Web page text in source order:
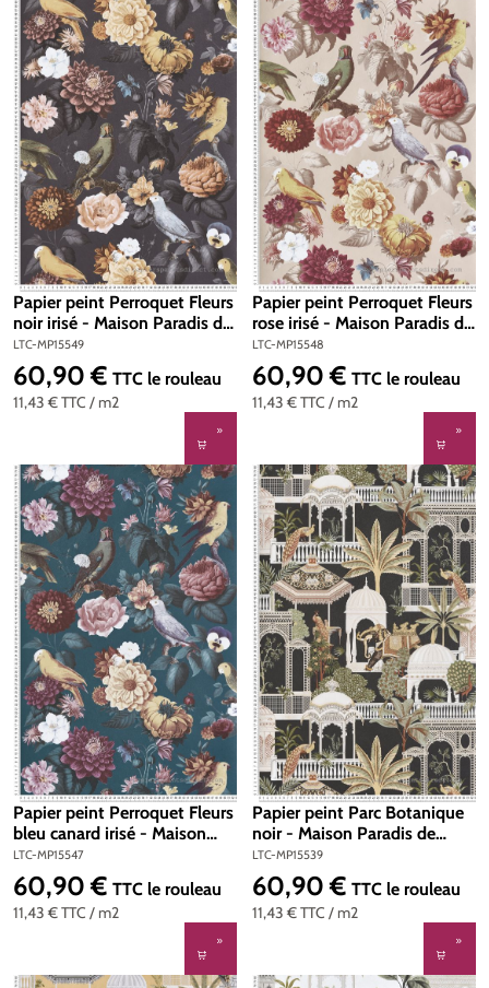
Papier peint Perroquet Fleurs
noir irisé - Maison Paradis de
Lutèce | Réf. LTC-MP15549
LTC-MP15549
11,43 €TTC / m2
Prix régulier :
60,90 € TTC le rouleau
Papier peint Perroquet Fleurs
rose irisé - Maison Paradis de
Lutèce | Réf. LTC-MP15548
LTC-MP15548
11,43 €TTC / m2
Prix régulier :
60,90 € TTC le rouleau
Papier peint Perroquet Fleurs
bleu canard irisé - Maison
Paradis de Lutèce | Réf. LTC-
MP15547
LTC-MP15547
11,43 €TTC / m2
Prix régulier :
60,90 € TTC le rouleau
Papier peint Parc Botanique
noir - Maison Paradis de
Lutèce | Réf. LTC-MP15539
LTC-MP15539
11,43 €TTC / m2
Prix régulier :
60,90 € TTC le rouleau